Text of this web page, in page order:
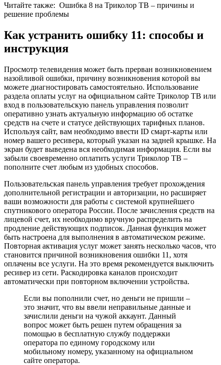
Читайте также: Ошибка 8 на Триколор ТВ – причины и
решение проблемы
Как устранить ошибку 11: способы и
инструкция
Просмотр телевидения может быть прерван возникновением
назойливой ошибки, причину возникновения которой вы
можете диагностировать самостоятельно. Использование
раздела оплаты услуг на официальном сайте Триколор ТВ или
вход в пользовательскую панель управления позволит
оперативно узнать актуальную информацию об остатке
средств на счете и статусе действующих тарифных планов.
Используя сайт, вам необходимо ввести ID смарт-карты или
номер вашего ресивера, который указан на задней крышке. На
экран будет выведена вся необходимая информация. Если вы
забыли своевременно оплатить услуги Триколор ТВ –
пополните счет любым из удобных способов.
Пользовательская панель управления требует прохождения
дополнительной регистрации и авторизации, но расширяет
ваши возможности для работы с системой крупнейшего
спутникового оператора России. После зачисления средств на
лицевой счет, их необходимо вручную распределить на
продление действующих подписок. Данная функция может
быть настроена для выполнения в автоматическом режиме.
Повторная активация услуг может занять несколько часов, что
становится причиной возникновения ошибки 11, хотя
оплачены все услуги. На это время рекомендуется выключить
ресивер из сети. Раскодировка каналов происходит
автоматически при повторном включении устройства.
Если вы пополнили счет, но деньги не пришли –
это значит, что вы ввели неправильные данные и
зачислили деньги на чужой аккаунт. Данный
вопрос может быть решен путем обращения за
помощью в бесплатную службу поддержки
оператора по единому городскому или
мобильному номеру, указанному на официальном
сайте оператора.